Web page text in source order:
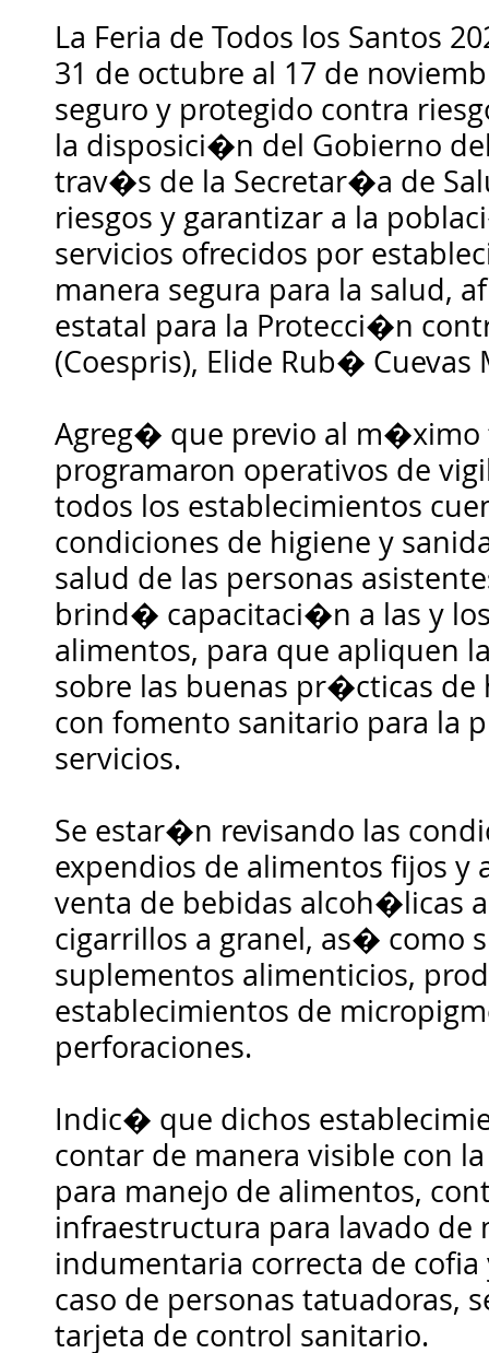
La Feria de Todos los Santos
31 de octubre al 17 de
seguro y protegido contra
la disposici�n del Gobierno
trav�s de la Secretar�a de
riesgos y garantizar a la
servicios ofrecidos por
manera segura para la salud,
estatal para la Protecci�n
(Coespris), Elide Rub� Cuevas
Agreg� que previo al m�ximo
programaron operativos de
todos los establecimientos
condiciones de higiene y
salud de las personas
brind� capacitaci�n a las y
alimentos, para que apliquen
sobre las buenas pr�cticas de
con fomento sanitario para la
servicios.
Se estar�n revisando las
expendios de alimentos fijos y
venta de bebidas alcoh�licas
cigarrillos a granel, as� como
suplementos alimenticios,
establecimientos de
perforaciones.
Indic� que dichos
contar de manera visible con
para manejo de alimentos,
infraestructura para lavado de
indumentaria correcta de cofia
caso de personas tatuadoras,
tarjeta de control sanitario.